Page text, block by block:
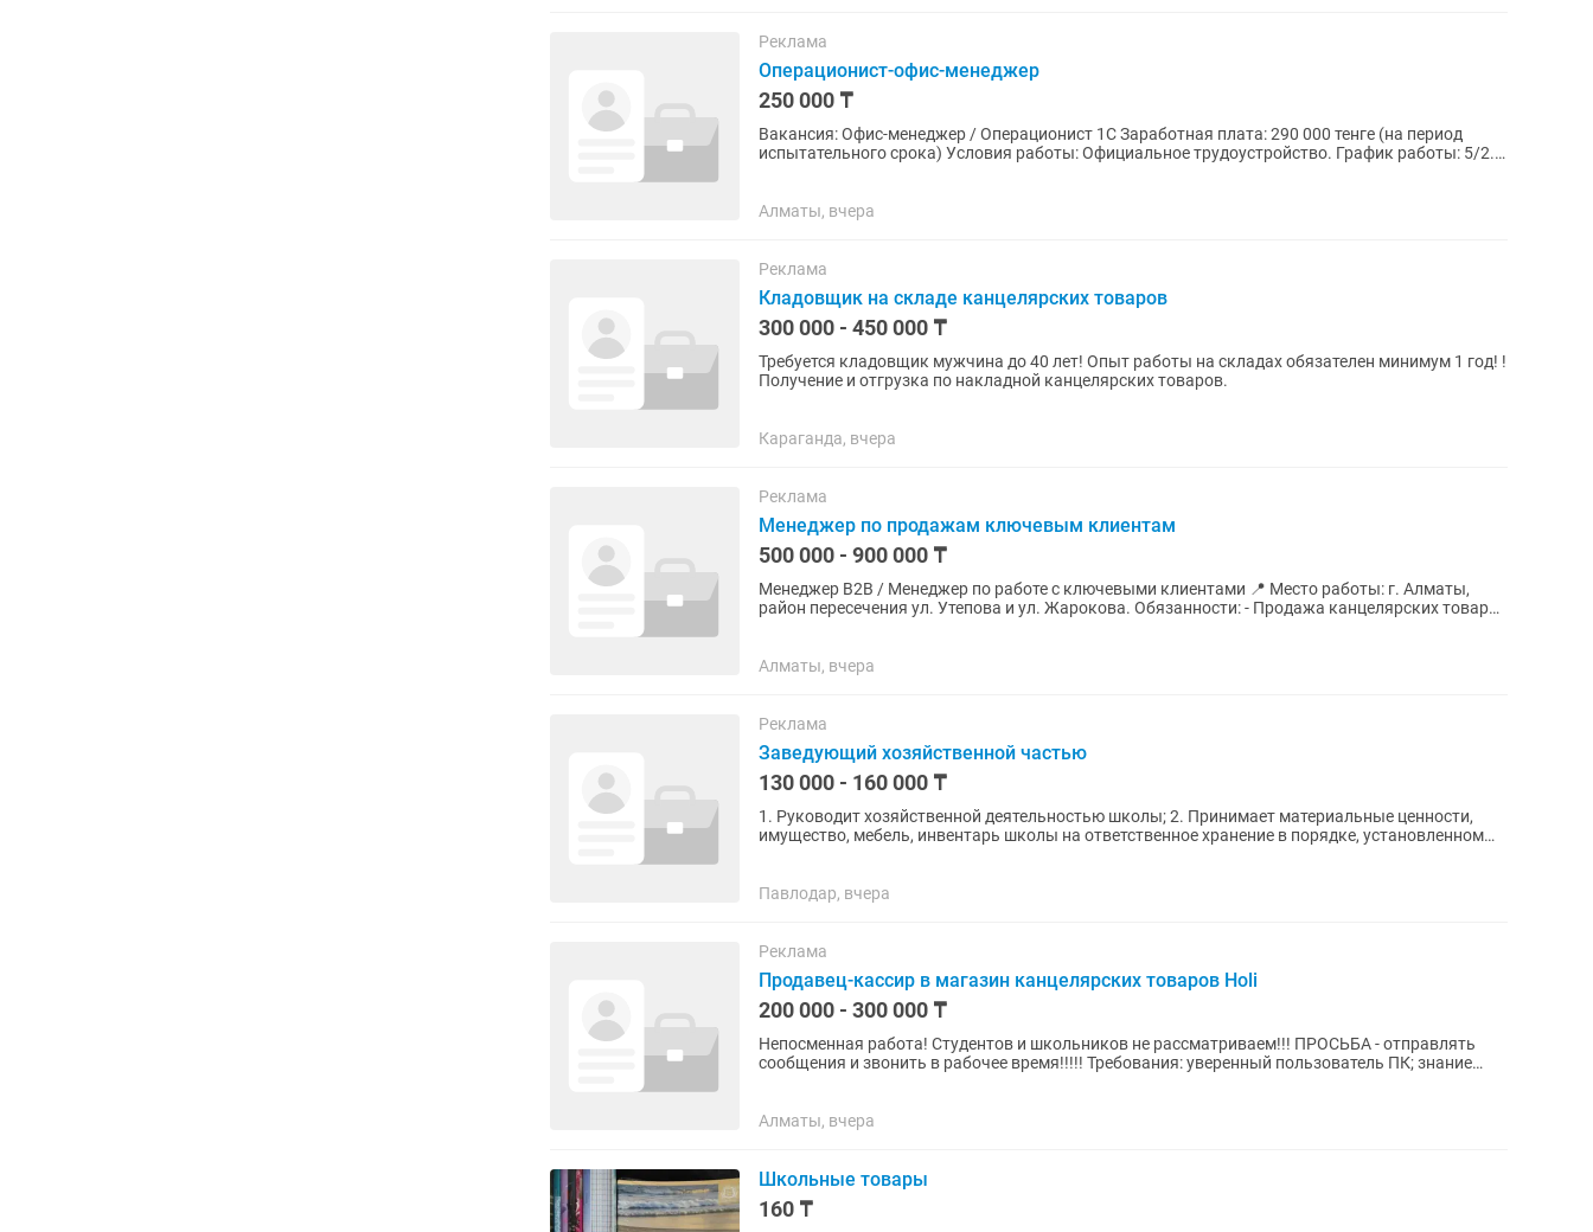
Реклама
Операционист-офис-менеджер
250 000 ₸
Вакансия: Офис-менеджер / Операционист 1С Заработная плата: 290 000 тенге (на период
испытательного срока) Условия работы: Официальное трудоустройство. График работы: 5/2.
Алматы, вчера
Реклама
Кладовщик на складе канцелярских товаров
300 000 - 450 000 ₸
Требуется кладовщик мужчина до 40 лет! Опыт работы на складах обязателен минимум 1 год! !
Получение и отгрузка по накладной канцелярских товаров.
Караганда, вчера
Реклама
Менеджер по продажам ключевым клиентам
500 000 - 900 000 ₸
Менеджер B2B / Менеджер по работе с ключевыми клиентами 📍 Место работы: г. Алматы,
район пересечения ул. Утепова и ул. Жарокова. Обязанности: - Продажа канцелярских товаров
Алматы, вчера
Реклама
Заведующий хозяйственной частью
130 000 - 160 000 ₸
1. Руководит хозяйственной деятельностью школы; 2. Принимает материальные ценности,
имущество, мебель, инвентарь школы на ответственное хранение в порядке, установленном
Павлодар, вчера
Реклама
Продавец-кассир в магазин канцелярских товаров Holi
200 000 - 300 000 ₸
Непосменная работа! Студентов и школьников не рассматриваем!!! ПРОСЬБА - отправлять
сообщения и звонить в рабочее время!!!!! Требования: уверенный пользователь ПК; знание
Алматы, вчера
Школьные товары
160 ₸